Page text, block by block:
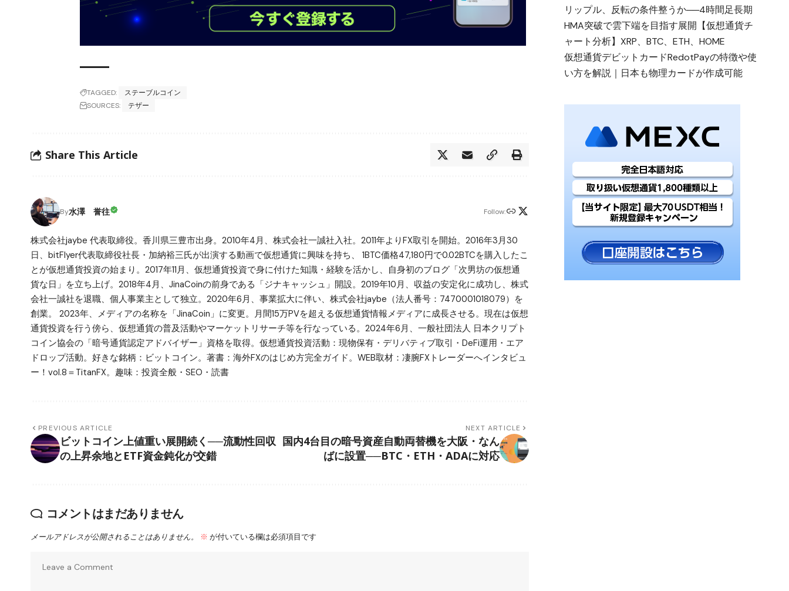
TAGGED:
ステーブルコイン
SOURCES:
テザー
Share This Article
By水澤 誉往 Follow:
株式会社jaybe 代表取締役。香川県三豊市出身。2010年4月、株式会社一誠社入社。2011年よりFX取引を開始。2016年3月30
日、bitFlyer代表取締役社長・加納裕三氏が出演する動画で仮想通貨に興味を持ち、 1BTC価格47,180円で0.02BTCを購入したこ
とが仮想通貨投資の始まり。2017年11月、仮想通貨投資で身に付けた知識・経験を活かし、自身初のブログ「次男坊の仮想通
貨な日」を立ち上げ。2018年4月、JinaCoinの前身である「ジナキャッシュ」開設。2019年10月、収益の安定化に成功し、株式
会社一誠社を退職、個人事業主として独立。2020年6月、事業拡大に伴い、株式会社jaybe（法人番号：7470001018079）を
創業。 2023年、メディアの名称を「JinaCoin」に変更。月間15万PVを超える仮想通貨情報メディアに成長させる。現在は仮想
通貨投資を行う傍ら、仮想通貨の普及活動やマーケットリサーチ等を行なっている。2024年6月、一般社団法人 日本クリプト
コイン協会の「暗号通貨認定アドバイザー」資格を取得。仮想通貨投資活動：現物保有・デリバティブ取引・DeFi運用・エア
ドロップ活動。好きな銘柄：ビットコイン。著書：海外FXのはじめ方完全ガイド。WEB取材：凄腕FXトレーダーへインタビュ
ー！vol.8＝TitanFX。趣味：投資全般・SEO・読書
PREVIOUS ARTICLE
ビットコイン上値重い展開続く──流動性回収
の上昇余地とETF資金鈍化が交錯
NEXT ARTICLE
国内4台目の暗号資産自動両替機を大阪・なん
ばに設置──BTC・ETH・ADAに対応
コメントはまだありません
メールアドレスが公開されることはありません。 ※ が付いている欄は必須項目です
リップル、反転の条件整うか──4時間足長期
HMA突破で雲下端を目指す展開【仮想通貨チ
ャート分析】XRP、BTC、ETH、HOME
仮想通貨デビットカードRedotPayの特徴や使
い方を解説｜日本も物理カードが作成可能